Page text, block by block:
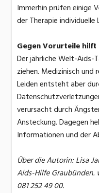
Immerhin prüfen einige
der Therapie individuelle
Gegen Vorurteile
Der jährliche Welt-Aids-
ziehen. Medizinisch
Leiden entsteht aber
verursacht durch
Ansteckung. Dagegen
Informationen und der
Über die Autorin: Lisa
Aids-Hilfe
081 252 49 00.